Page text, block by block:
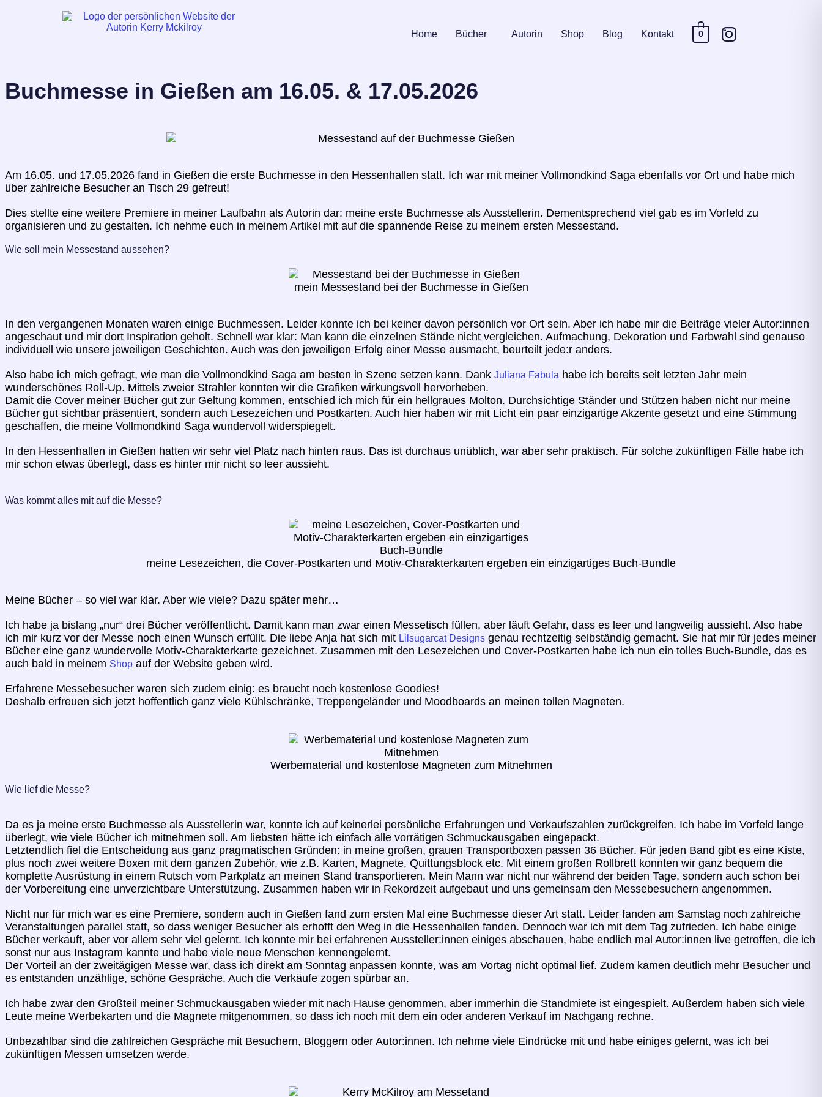
Home Bücher Autorin Shop Blog Kontakt 0
Buchmesse in Gießen am 16.05. & 17.05.2026
Am 16.05. und 17.05.2026 fand in Gießen die erste Buchmesse in den Hessenhallen statt. Ich war mit meiner Vollmondkind Saga ebenfalls vor Ort und habe mich
über zahlreiche Besucher an Tisch 29 gefreut!
Dies stellte eine weitere Premiere in meiner Laufbahn als Autorin dar: meine erste Buchmesse als Ausstellerin. Dementsprechend viel gab es im Vorfeld zu
organisieren und zu gestalten. Ich nehme euch in meinem Artikel mit auf die spannende Reise zu meinem ersten Messestand.
Wie soll mein Messestand aussehen?
mein Messestand bei der Buchmesse in Gießen
In den vergangenen Monaten waren einige Buchmessen. Leider konnte ich bei keiner davon persönlich vor Ort sein. Aber ich habe mir die Beiträge vieler Autor:innen
angeschaut und mir dort Inspiration geholt. Schnell war klar: Man kann die einzelnen Stände nicht vergleichen. Aufmachung, Dekoration und Farbwahl sind genauso
individuell wie unsere jeweiligen Geschichten. Auch was den jeweiligen Erfolg einer Messe ausmacht, beurteilt jede:r anders.
Also habe ich mich gefragt, wie man die Vollmondkind Saga am besten in Szene setzen kann. Dank Juliana Fabula habe ich bereits seit letzten Jahr mein
wunderschönes Roll-Up. Mittels zweier Strahler konnten wir die Grafiken wirkungsvoll hervorheben.
Damit die Cover meiner Bücher gut zur Geltung kommen, entschied ich mich für ein hellgraues Molton. Durchsichtige Ständer und Stützen haben nicht nur meine
Bücher gut sichtbar präsentiert, sondern auch Lesezeichen und Postkarten. Auch hier haben wir mit Licht ein paar einzigartige Akzente gesetzt und eine Stimmung
geschaffen, die meine Vollmondkind Saga wundervoll widerspiegelt.
In den Hessenhallen in Gießen hatten wir sehr viel Platz nach hinten raus. Das ist durchaus unüblich, war aber sehr praktisch. Für solche zukünftigen Fälle habe ich
mir schon etwas überlegt, dass es hinter mir nicht so leer aussieht.
Was kommt alles mit auf die Messe?
meine Lesezeichen, die Cover-Postkarten und Motiv-Charakterkarten ergeben ein einzigartiges Buch-Bundle
Meine Bücher – so viel war klar. Aber wie viele? Dazu später mehr…
Ich habe ja bislang „nur“ drei Bücher veröffentlicht. Damit kann man zwar einen Messetisch füllen, aber läuft Gefahr, dass es leer und langweilig aussieht. Also habe
ich mir kurz vor der Messe noch einen Wunsch erfüllt. Die liebe Anja hat sich mit Lilsugarcat Designs genau rechtzeitig selbständig gemacht. Sie hat mir für jedes meiner
Bücher eine ganz wundervolle Motiv-Charakterkarte gezeichnet. Zusammen mit den Lesezeichen und Cover-Postkarten habe ich nun ein tolles Buch-Bundle, das es
auch bald in meinem Shop auf der Website geben wird.
Erfahrene Messebesucher waren sich zudem einig: es braucht noch kostenlose Goodies!
Deshalb erfreuen sich jetzt hoffentlich ganz viele Kühlschränke, Treppengeländer und Moodboards an meinen tollen Magneten.
Werbematerial und kostenlose Magneten zum Mitnehmen
Wie lief die Messe?
Da es ja meine erste Buchmesse als Ausstellerin war, konnte ich auf keinerlei persönliche Erfahrungen und Verkaufszahlen zurückgreifen. Ich habe im Vorfeld lange
überlegt, wie viele Bücher ich mitnehmen soll. Am liebsten hätte ich einfach alle vorrätigen Schmuckausgaben eingepackt.
Letztendlich fiel die Entscheidung aus ganz pragmatischen Gründen: in meine großen, grauen Transportboxen passen 36 Bücher. Für jeden Band gibt es eine Kiste,
plus noch zwei weitere Boxen mit dem ganzen Zubehör, wie z.B. Karten, Magnete, Quittungsblock etc. Mit einem großen Rollbrett konnten wir ganz bequem die
komplette Ausrüstung in einem Rutsch vom Parkplatz an meinen Stand transportieren. Mein Mann war nicht nur während der beiden Tage, sondern auch schon bei
der Vorbereitung eine unverzichtbare Unterstützung. Zusammen haben wir in Rekordzeit aufgebaut und uns gemeinsam den Messebesuchern angenommen.
Nicht nur für mich war es eine Premiere, sondern auch in Gießen fand zum ersten Mal eine Buchmesse dieser Art statt. Leider fanden am Samstag noch zahlreiche
Veranstaltungen parallel statt, so dass weniger Besucher als erhofft den Weg in die Hessenhallen fanden. Dennoch war ich mit dem Tag zufrieden. Ich habe einige
Bücher verkauft, aber vor allem sehr viel gelernt. Ich konnte mir bei erfahrenen Aussteller:innen einiges abschauen, habe endlich mal Autor:innen live getroffen, die ich
sonst nur aus Instagram kannte und habe viele neue Menschen kennengelernt.
Der Vorteil an der zweitägigen Messe war, dass ich direkt am Sonntag anpassen konnte, was am Vortag nicht optimal lief. Zudem kamen deutlich mehr Besucher und
es entstanden unzählige, schöne Gespräche. Auch die Verkäufe zogen spürbar an.
Ich habe zwar den Großteil meiner Schmuckausgaben wieder mit nach Hause genommen, aber immerhin die Standmiete ist eingespielt. Außerdem haben sich viele
Leute meine Werbekarten und die Magnete mitgenommen, so dass ich noch mit dem ein oder anderen Verkauf im Nachgang rechne.
Unbezahlbar sind die zahlreichen Gespräche mit Besuchern, Bloggern oder Autor:innen. Ich nehme viele Eindrücke mit und habe einiges gelernt, was ich bei
zukünftigen Messen umsetzen werde.